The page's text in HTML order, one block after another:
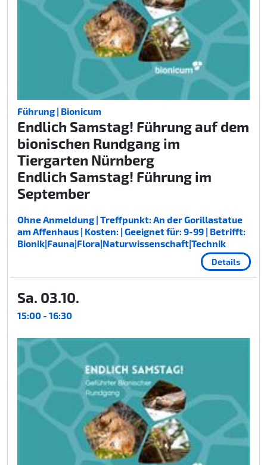
Führung | Bionicum
Endlich Samstag! Führung auf dem
bionischen Rundgang im
Tiergarten Nürnberg
Endlich Samstag! Führung im
September
Ohne Anmeldung | Treffpunkt: An der Gorillastatue
am Affenhaus | Kosten: | Geeignet für: 9-99 | Betrifft:
Bionik|Fauna|Flora|Naturwissenschaft|Technik
Details
Sa. 03.10.
15:00 - 16:30